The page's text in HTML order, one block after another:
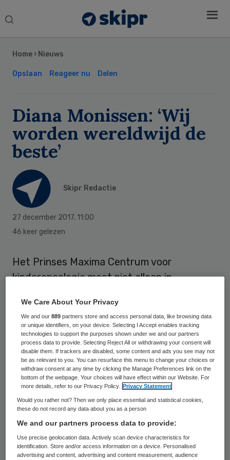
Search
Home › Nieuws
Opslaan Reageer nu Delen
Diana Monissen: ‘Wij
worden wereldwijd de
beste’
Skipr Redactie
27 december 2017, 11:00
46 keer gelezen
Het Prinses Maxima Centrum voor
kinderoncologie moet niet alleen in
grote rol gaan spelen.
Dit zegt Diana Monissen, voorzitter van de
raad van bestuur van het centrum, tijdens
een interview op het Skipr-congres Dienen
of dicteren. “We willen niet alleen van
nationale, maar ook van internationale
betekenis worden.”
Nummer 1
Sidebar
We Care About Your Privacy
We and our889 partners store and access personal data, like browsing data
or unique identifiers, on your device. Selecting I Accept enables tracking
technologies to support the purposes shown under we and our partners
process data to provide. Selecting Reject All or withdrawing your consent will
disable them. If trackers are disabled, some content and ads you see may not
be as relevant to you. You can resurface this menu to change your choices or
withdraw consent at any time by clicking the Manage Preferences link on the
bottom of the webpage. Your choices will have effect within our Website. For
more details, refer to our Privacy Policy.
Privacy Statement
Would you rather not? Then we only place essential and statistical cookies,
these do not record any data about you as a person
We and our partners process data to provide:
Use precise geolocation data. Actively scan device characteristics for
identification. Store and/or access information on a device. Personalised
advertising and content, advertising and content measurement, audience